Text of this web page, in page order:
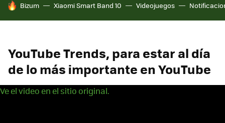
HOY SE HABLA DE
Bizum Xiaomi Smart Band 10 Videojuegos
YouTube Trends, para estar al día
de lo más importante en YouTube
Ve el video en el sitio original.